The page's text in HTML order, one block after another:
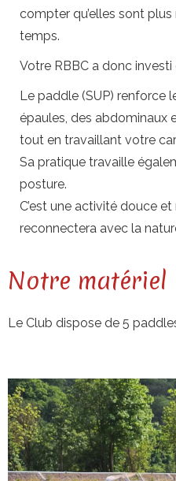
compter qu’elles sont plus
temps.
Votre RBBC a donc
Le paddle (SUP) renforce
épaules, des abdominaux
tout en travaillant votre
Sa pratique travaille
posture.
C’est une activité douce
reconnectera avec la
Notre matériel
Le Club dispose de 5